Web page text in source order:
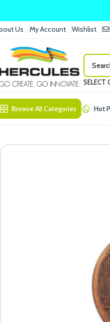
Us My Account Wishlist
SELECT
Browse All Categories Hot